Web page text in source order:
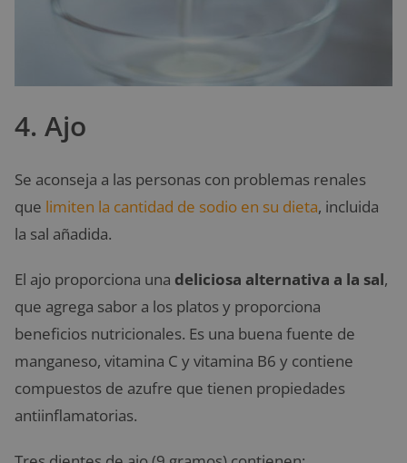
4. Ajo
Se aconseja a las personas con problemas renales
que limiten la cantidad de sodio en su dieta, incluida
la sal añadida.
El ajo proporciona una deliciosa alternativa a la sal,
que agrega sabor a los platos y proporciona
beneficios nutricionales. Es una buena fuente de
manganeso, vitamina C y vitamina B6 y contiene
compuestos de azufre que tienen propiedades
antiinflamatorias.